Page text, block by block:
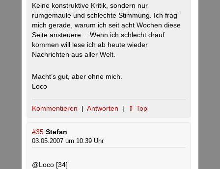
Keine konstruktive Kritik, sondern nur
rumgemaule und schlechte Stimmung. Ich frag‘
mich gerade, warum ich seit acht Wochen diese
Seite ansteuere… Wenn ich schlecht drauf
kommen will lese ich ab heute wieder
Nachrichten aus aller Welt.
Macht’s gut, aber ohne mich.
Loco
Kommentieren | Antworten | ⇑ Top
#35 Stefan
03.05.2007 um 10:39 Uhr
@Loco [34]